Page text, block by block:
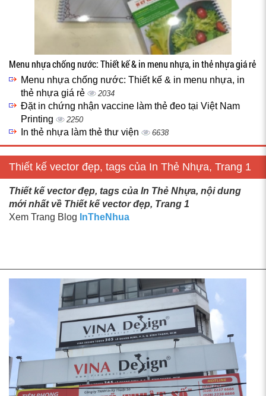
Menu nhựa chống nước: Thiết kế & in menu nhựa, in thẻ nhựa giá rẻ
Menu nhựa chống nước: Thiết kế & in menu nhựa, in
thẻ nhựa giá rẻ
2034
Đặt in chứng nhận vaccine làm thẻ đeo tại Việt Nam
Printing
2250
In thẻ nhựa làm thẻ thư viện 6638
Thiết kế vector đẹp, tags của In Thẻ Nhựa, Trang 1
Thiết kế vector đẹp, tags của In Thẻ Nhựa, nội dung
mới nhất về Thiết kế vector đẹp, Trang 1
Xem Trang Blog InTheNhua